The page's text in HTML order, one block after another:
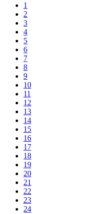
1
2
3
4
5
6
7
8
9
10
11
12
13
14
15
16
17
18
19
20
21
22
23
24